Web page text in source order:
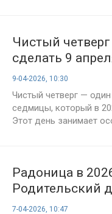
Чистый
сделать 9
нельзя
9-04-2026, 10:30
Чистый четверг —
седмицы, который в
Этот день занимает
Радоница в
Родительский
его провести
7-04-2026, 10:47